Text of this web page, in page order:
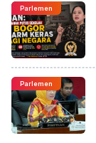
Parlemen
Parlemen